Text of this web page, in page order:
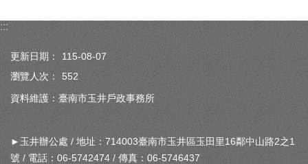
:::
更新日期：
115-08-07
瀏覽人次：
552
資料維護：臺南市玉井戶政事務所
►玉井辦公處 / 地址：714003臺南市玉井區玉田里16鄰中山路2之1
號 / 電話：06-5742474 / 傳真：06-5746437